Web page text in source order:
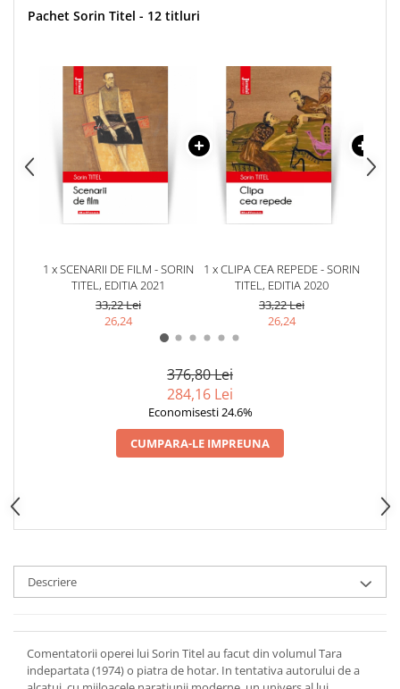
Pachet Sorin Titel - 12 titluri
1 x SCENARII DE FILM - SORIN
TITEL, EDITIA 2021
33,22 Lei
26,24
1 x CLIPA CEA REPEDE - SORIN
TITEL, EDITIA 2020
33,22 Lei
26,24
376,80 Lei
284,16 Lei
Economisesti 24.6%
CUMPARA-LE IMPREUNA
Descriere
Comentatorii operei lui Sorin Titel au facut din volumul Tara
indepartata (1974) o piatra de hotar. In tentativa autorului de a